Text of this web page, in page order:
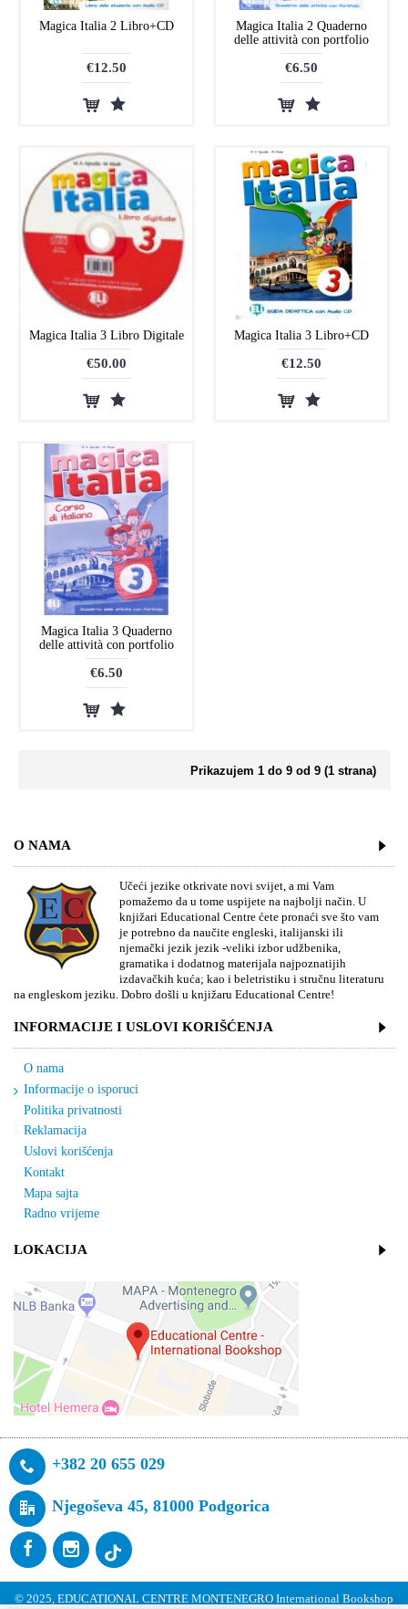
Magica Italia 2 Libro+CD
€12.50
Magica Italia 2 Quaderno
delle attività con portfolio
€6.50
Magica Italia 3 Libro Digitale
€50.00
Magica Italia 3 Libro+CD
€12.50
Magica Italia 3 Quaderno
delle attività con portfolio
€6.50
Prikazujem 1 do 9 od 9 (1 strana)
O NAMA
Učeći jezike otkrivate novi svijet, a mi Vam
pomažemo da u tome uspijete na najbolji način. U
knjižari Educational Centre ćete pronaći sve što vam
je potrebno da naučite engleski, italijanski ili
njemački jezik jezik -veliki izbor udžbenika,
gramatika i dodatnog materijala najpoznatijih
izdavačkih kuća; kao i beletristiku i stručnu literaturu
na engleskom jeziku. Dobro došli u knjižaru Educational Centre!
INFORMACIJE I USLOVI KORIŠĆENJA
O nama
Informacije o isporuci
Politika privatnosti
Reklamacija
Uslovi korišćenja
Kontakt
Mapa sajta
Radno vrijeme
LOKACIJA
+382 20 655 029
Njegoševa 45, 81000 Podgorica
© 2025, EDUCATIONAL CENTRE MONTENEGRO International Bookshop